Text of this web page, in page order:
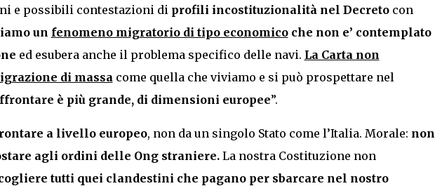
e possibili contestazioni di profili incostituzionalità nel Decreto con
un fenomeno migratorio di tipo economicoche non e’ contemplato
ed esubera anche il problema specifico delle navi. La Carta non
di massa come quella che viviamo e si può prospettare nel
è più grande, di dimensioni europee”.
a livello europeo, non da un singolo Stato come l’Italia. Morale: non
agli ordini delle Ong straniere. La nostra Costituzione non
tutti quei clandestini che pagano per sbarcare nel nostro